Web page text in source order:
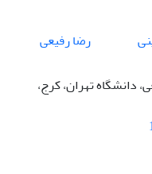
رضا رفیعی
دانشگاه تهران، کرج،